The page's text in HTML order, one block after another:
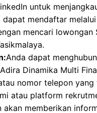
untuk
dapat mendaftar
mencari lowongan
Anda dapat
Dinamika Multi
nomor telepon yang
atau platform
akan memberikan